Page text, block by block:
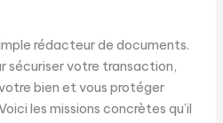
rédacteur de documents.
sécuriser votre transaction,
bien et vous protéger
les missions concrètes qu’il